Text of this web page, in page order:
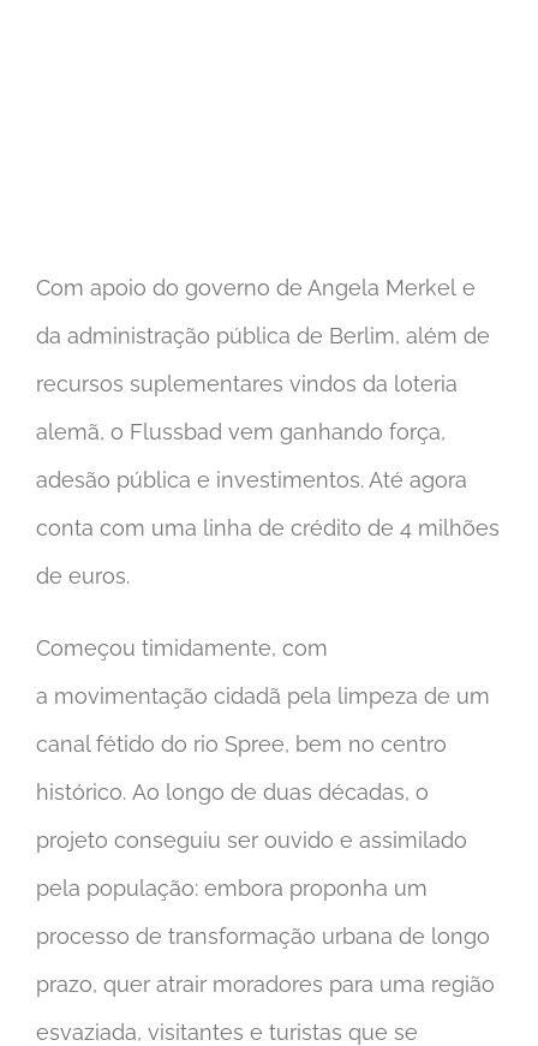
Com apoio do governo de Angela Merkel e
da administração pública de Berlim, além de
recursos suplementares vindos da loteria
alemã, o Flussbad vem ganhando força,
adesão pública e investimentos. Até agora
conta com uma linha de crédito de 4 milhões
de euros.
Começou timidamente, com
a movimentação cidadã pela limpeza de um
canal fétido do rio Spree, bem no centro
histórico. Ao longo de duas décadas, o
projeto conseguiu ser ouvido e assimilado
pela população: embora proponha um
processo de transformação urbana de longo
prazo, quer atrair moradores para uma região
esvaziada, visitantes e turistas que se